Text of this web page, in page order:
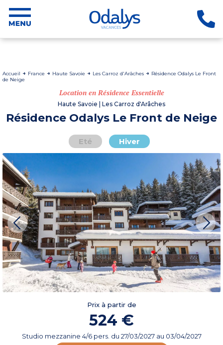
Accueil France Haute Savoie Les Carroz d'Arâches
Résidence Odalys Le Front
de Neige
Location en Résidence Essentielle
Haute Savoie | Les Carroz d'Arâches
Résidence Odalys Le Front de Neige
Eté Hiver
Prix à partir de
524 €
Studio mezzanine 4/6 pers. du 27/03/2027au 03/04/2027